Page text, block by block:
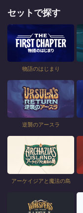
セットで探す
物語のはじまり
逆襲のアースラ
アーケイジアと魔法の島